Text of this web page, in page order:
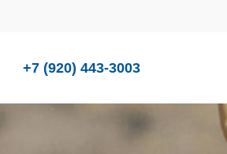
+7 (920) 443-3003